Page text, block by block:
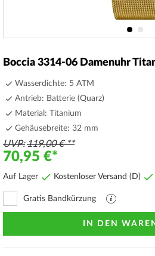
der
Bildergalerie
Boccia 3314-06 Damenuhr
Wasserdichte: 5 ATM
Antrieb: Batterie (Quarz)
Material: Titanium
Gehäusebreite: 32 mm
UVP 119,00 €
70,95 €
Auf Lager Kostenloser Versand (D)
Gratis BandkürzungPDF
Datei
mit
Erläuterungen
IN DEN